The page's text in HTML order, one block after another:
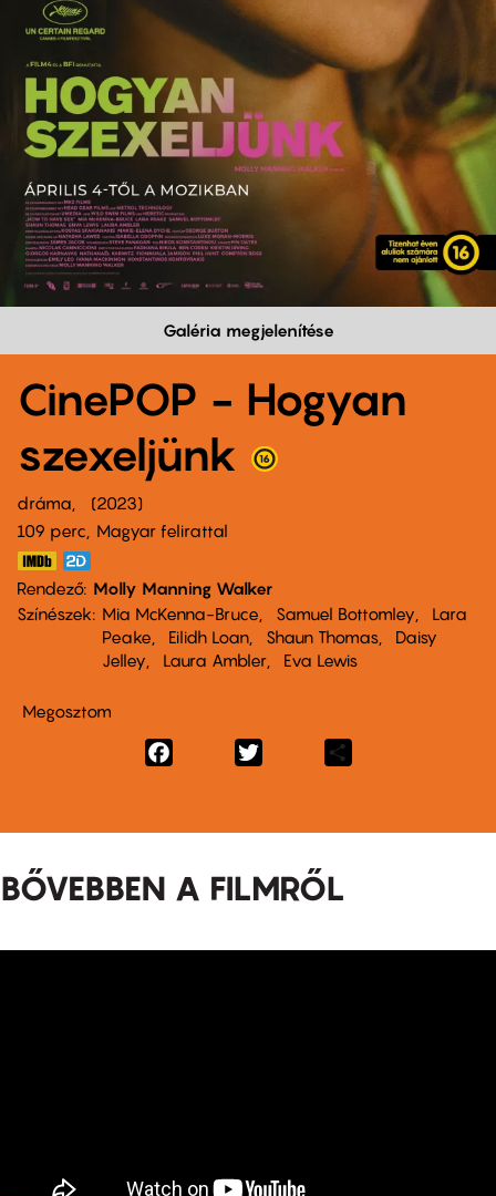
Galéria megjelenítése
CinePOP - Hogyan
szexeljünk
dráma
2023
109 perc,
Magyar felirattal
Rendező Molly Manning Walker
Színészek
Mia McKenna-Bruce Samuel Bottomley
Lara
Peake
Eilidh Loan Shaun Thomas
Daisy
Jelley
Laura Ambler Eva Lewis
Megosztom
Facebook
BŐVEBBEN A FILMRŐL